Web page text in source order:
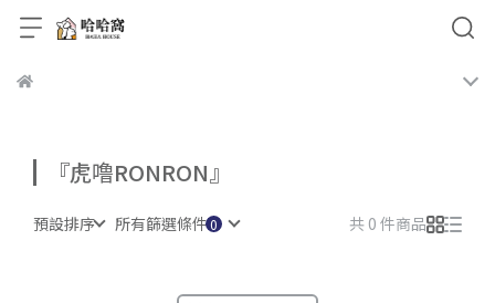
『虎噜RONRON』
預設排序 所有篩選條件 共 0 件商品